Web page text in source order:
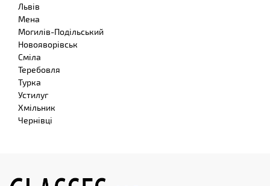
Львів
Мена
Могилів-Подільський
Новояворівськ
Сміла
Теребовля
Турка
Устилуг
Хмільник
Чернівці